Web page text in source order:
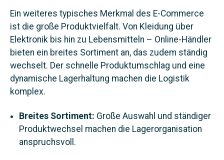
Ein weiteres typisches Merkmal des E‑Commerce
ist die große Produktvielfalt. Von Kleidung über
Elektronik bis hin zu Lebensmitteln – Online-Händler
bieten ein breites Sortiment an, das zudem ständig
wechselt. Der schnelle Produktumschlag und eine
dynamische Lagerhaltung machen die Logistik
komplex.
Breites Sortiment: Große Auswahl und ständiger
Produktwechsel machen die Lagerorganisation
anspruchsvoll.